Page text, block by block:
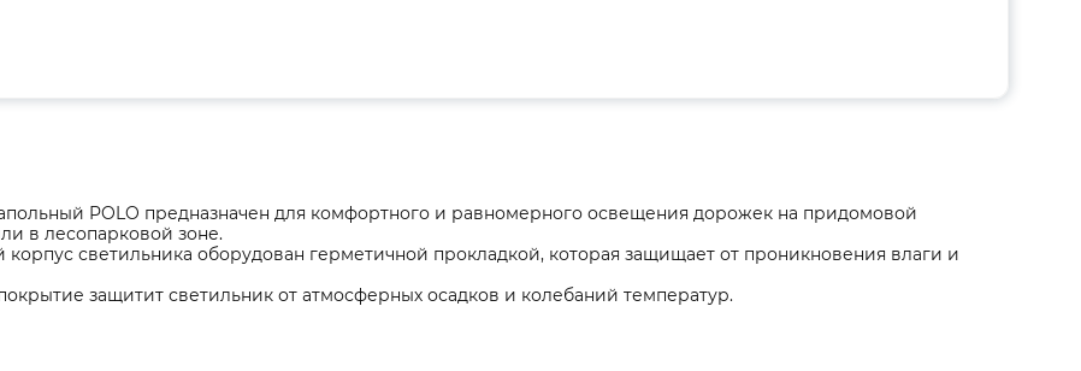
POLO предназначен для комфортного и равномерного освещения дорожек на придомовой
в лесопарковой зоне.
светильника оборудован герметичной прокладкой, которая защищает от проникновения влаги и
защитит светильник от атмосферных осадков и колебаний температур.